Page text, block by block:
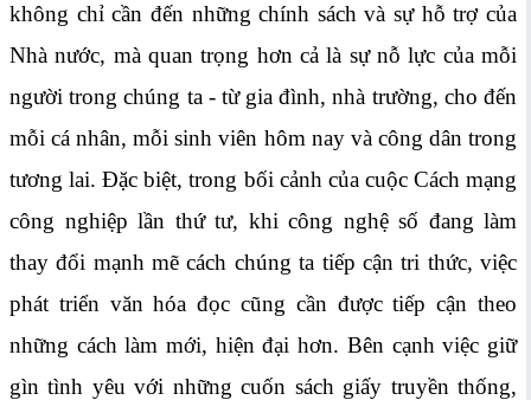
không chỉ cần đến những chính sách và sự hỗ trợ của
Nhà nước, mà quan trọng hơn cả là sự nỗ lực của mỗi
người trong chúng ta - từ gia đình, nhà trường, cho đến
mỗi cá nhân, mỗi sinh viên hôm nay và công dân trong
tương lai. Đặc biệt, trong bối cảnh của cuộc Cách mạng
công nghiệp lần thứ tư, khi công nghệ số đang làm
thay đổi mạnh mẽ cách chúng ta tiếp cận tri thức, việc
phát triển văn hóa đọc cũng cần được tiếp cận theo
những cách làm mới, hiện đại hơn. Bên cạnh việc giữ
gìn tình yêu với những cuốn sách giấy truyền thống,